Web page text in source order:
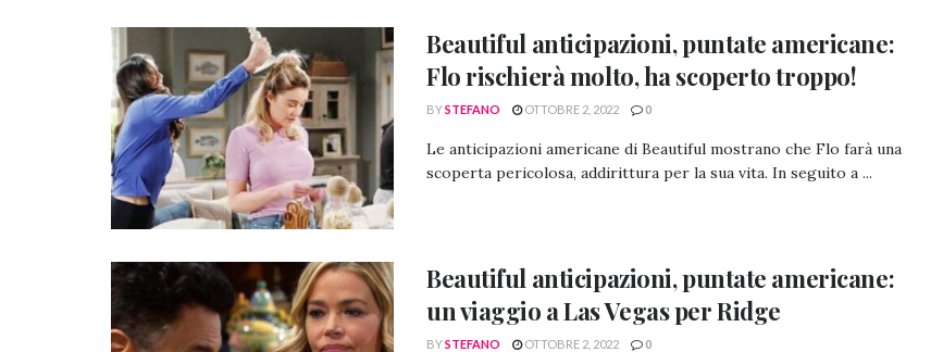
Beautiful anticipazioni, puntate americane:
Flo rischierà molto, ha scoperto troppo!
BYSTEFANO OTTOBRE 2, 2022 0
Le anticipazioni americane di Beautiful mostrano che Flo farà una
scoperta pericolosa, addirittura per la sua vita. In seguito a ...
Beautiful anticipazioni, puntate americane:
un viaggio a Las Vegas per Ridge
BYSTEFANO OTTOBRE 2, 2022 0